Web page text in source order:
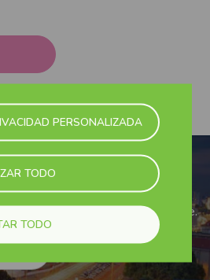
PERSONALIZADA
TODO
TODO
novedades antes que nadie.